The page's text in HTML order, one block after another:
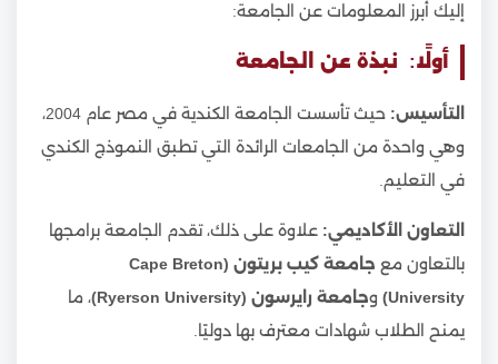
إليك أبرز المعلومات عن الجامعة:
أولًا: نبذة عن الجامعة
التأسيس:
حيث تأسست الجامعة الكندية في مصر عام 2004،
وهي واحدة من الجامعات الرائدة التي تطبق النموذج الكندي
في التعليم.
التعاون الأكاديمي: علاوة على ذلك، تقدم الجامعة برامجها
بالتعاون مع
جامعة كيب بريتون (Cape Breton
University)
وجامعة رايرسون (Ryerson University)
، ما
يمنح الطلاب شهادات معترف بها دوليًا.